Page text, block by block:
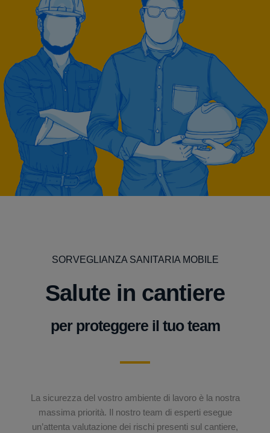
SORVEGLIANZA SANITARIA MOBILE
Salute in cantiere
per proteggere il tuo team
La sicurezza del vostro ambiente di lavoro è la nostra
massima priorità. Il nostro team di esperti esegue
un’attenta valutazione dei rischi presenti sul cantiere,